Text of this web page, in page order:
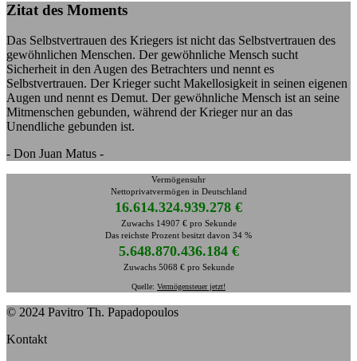
Zitat des Moments
Das Selbstvertrauen des Kriegers ist nicht das Selbstvertrauen des
gewöhnlichen Menschen. Der gewöhnliche Mensch sucht
Sicherheit in den Augen des Betrachters und nennt es
Selbstvertrauen. Der Krieger sucht Makellosigkeit in seinen eigenen
Augen und nennt es Demut. Der gewöhnliche Mensch ist an seine
Mitmenschen gebunden, während der Krieger nur an das
Unendliche gebunden ist.
- Don Juan Matus -
Vermögensuhr
Nettoprivatvermögen in Deutschland
16.614.324.955.675 €
Zuwachs 14907 € pro Sekunde
Das reichste Prozent besitzt davon 34 %
5.648.870.441.759 €
Zuwachs 5068 € pro Sekunde
Quelle: Vermögensteuer jetzt!
© 2024 Pavitro Th. Papadopoulos
Kontakt